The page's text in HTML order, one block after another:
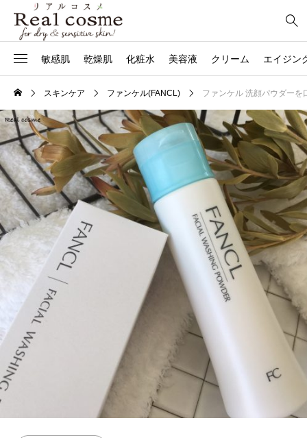
敏感肌 乾燥肌 化粧水 美容液 クリーム エイジン
スキンケア ファンケル(FANCL) ファンケル 洗顔パウダー